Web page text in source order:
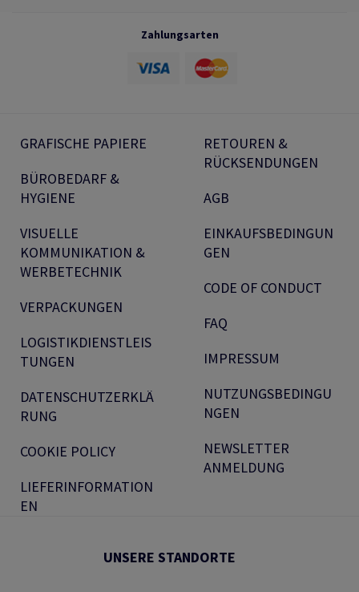
Zahlungsarten
GRAFISCHE PAPIERE
BÜROBEDARF &
HYGIENE
VISUELLE
KOMMUNIKATION &
WERBETECHNIK
VERPACKUNGEN
LOGISTIKDIENSTLEIS
TUNGEN
DATENSCHUTZERKLÄ
RUNG
COOKIE POLICY
LIEFERINFORMATION
EN
RETOUREN &
RÜCKSENDUNGEN
AGB
EINKAUFSBEDINGUN
GEN
CODE OF CONDUCT
FAQ
IMPRESSUM
NUTZUNGSBEDINGU
NGEN
NEWSLETTER
ANMELDUNG
UNSERE STANDORTE